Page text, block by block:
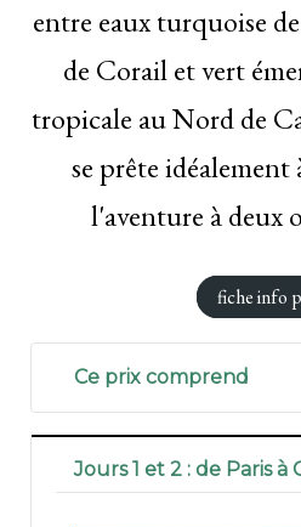
entre eaux turquoise
de Corail et vert
tropicale au Nord de
se prête idéalement
l'aventure à deux
fiche info
Ce prix comprend
- Les vols
compagnie Qantas
Jours 1 et 2 : de Paris à